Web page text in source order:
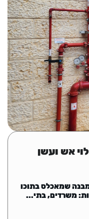
אש ועשן
שמאכלס בתוכו
משרדים, בתי...